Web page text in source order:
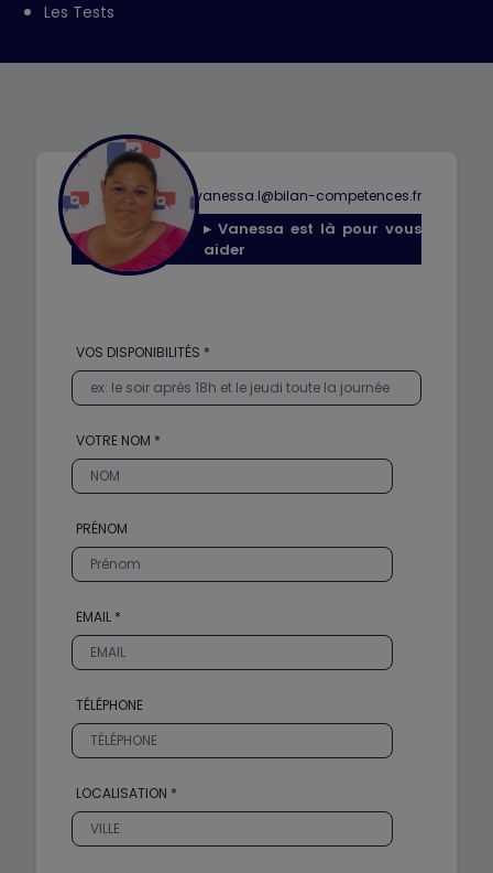
Les Tests
◆ 0768418235 ◆vanessa.l@bilan-competences.fr
▸ Vanessa est là pour vous
aider
VOS DISPONIBILITÉS *
VOTRE NOM *
PRÉNOM
EMAIL *
TÉLÉPHONE
LOCALISATION *